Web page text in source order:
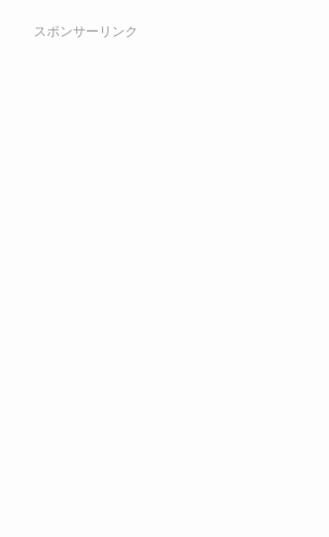
スポンサーリンク